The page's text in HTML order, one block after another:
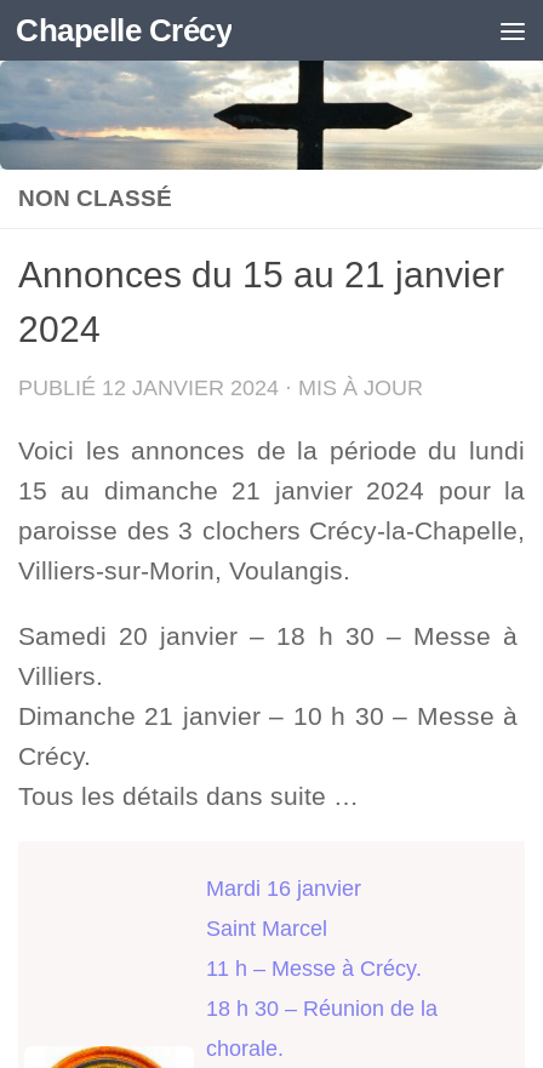
Skip to content
Chapelle Crécy
NON CLASSÉ
Annonces du 15 au 21 janvier
2024
PUBLIÉ 12 JANVIER 2024 · MIS À JOUR
Voici les annonces de la période du lundi
15 au dimanche 21 janvier 2024 pour la
paroisse des 3 clochers Crécy-la-Chapelle,
Villiers-sur-Morin, Voulangis.
Samedi 20 janvier – 18 h 30 – Messe à
Villiers.
Dimanche 21 janvier – 10 h 30 – Messe à
Crécy.
Tous les détails dans suite …
Mardi 16 janvier
Saint Marcel
11 h – Messe à Crécy.
18 h 30 – Réunion de la
chorale.